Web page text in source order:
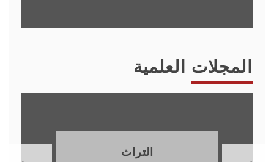
المجلات العلمية
التراث